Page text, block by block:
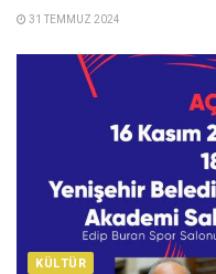
31 TEMMUZ 2024
KÜLTÜR